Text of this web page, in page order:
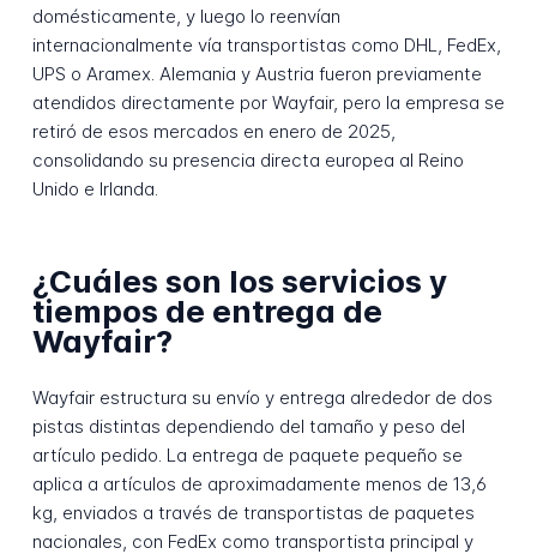
domésticamente, y luego lo reenvían
internacionalmente vía transportistas como DHL, FedEx,
UPS o Aramex. Alemania y Austria fueron previamente
atendidos directamente por Wayfair, pero la empresa se
retiró de esos mercados en enero de 2025,
consolidando su presencia directa europea al Reino
Unido e Irlanda.
¿Cuáles son los servicios y
tiempos de entrega de
Wayfair?
Wayfair estructura su envío y entrega alrededor de dos
pistas distintas dependiendo del tamaño y peso del
artículo pedido. La entrega de paquete pequeño se
aplica a artículos de aproximadamente menos de 13,6
kg, enviados a través de transportistas de paquetes
nacionales, con FedEx como transportista principal y